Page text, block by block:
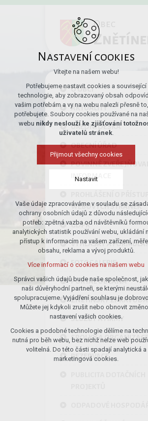
Obec
Znětínek
O OBCI
AKTUALITY
ÚŘEDNÍ DESKA
OBECNÍ ÚŘAD
POVINNĚ
INFORMACE
WEBOVÝCH STRÁNEK
GDPR
VYHLÁŠKY A
FOTOGALERIE
PORTÁL OBČANA
ZNĚTÍNSKÝ
SLUŽBY A FIRMY
SPOLKY A
REZERVACE
Nastavení cookies
Vítejte na našem webu!
Potřebujeme nastavit cookies a související
technologie, aby zobrazovaný obsah
vašim potřebám a vy na webu nalezli přesně
potřebujete. Soubory cookies používané na
webu nikdy neslouží ke zjišťování
uživatelů stránek.
Přijmout všechny cookies
Nastavit
Technická cookies
nutná pro provozování webu
udržení kontextu stránek (session):
případná přihlášení, volby jazyka, apod.
Volitelná cookies
analytická pro anonymizované
vyhodnocení návštěvnosti
marketingová cookies (Google)
Více informací o cookies na našem webu
Přijmout všechny cookies
Odmítnout vše
Vaše údaje zpracováváme v souladu se
ochrany osobních údajů z důvodu
potřeb: zpětná vazba od návštěvníků
analytických statistik používání webu, ukládání
přístup k informacím na vašem zařízení,
obsahu, reklama a vývoj produktů.
Více informací o cookies na našem webu
Správci vašich údajů bude naše společnost,
naši důvěryhodní partneři, se kterými
spolupracujeme. Vyjádření souhlasu je
Můžete jej kdykoli zrušit nebo obnovit
nastavení vašich cookies.
Cookies a podobné technologie dělíme na
nutná pro běh webu, bez nichž nelze web
volitelná. Do této části spadají analytická a
marketingová cookies.